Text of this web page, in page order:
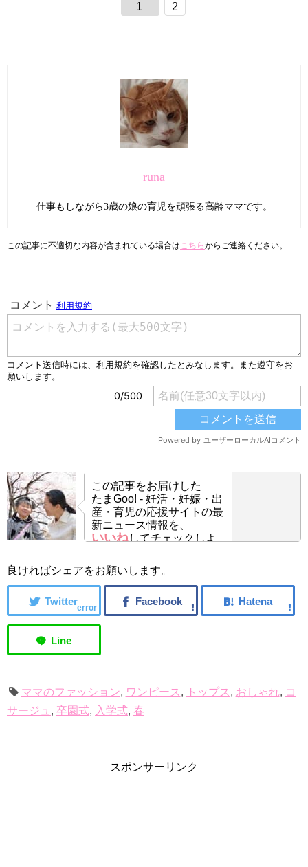
1 2
runa
仕事もしながら3歳の娘の育児を頑張る高齢ママです。
この記事に不適切な内容が含まれている場合はこちらからご連絡ください。
この記事をお届けした
たまGoo! - 妊活・妊娠・出
産・育児の応援サイトの最
新ニュース情報を、
いいねしてチェックしよ
良ければシェアをお願いします。
error
ママのファッション, ワンピース, トップス, おしゃれ, コ
サージュ, 卒園式, 入学式, 春
スポンサーリンク